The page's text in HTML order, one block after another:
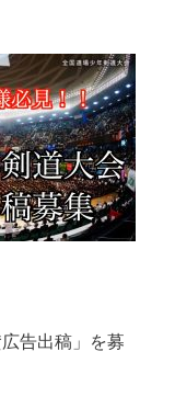
告出稿」を募